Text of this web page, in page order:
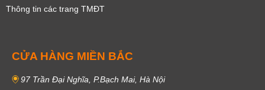
Thông tin các trang TMĐT
CỬA HÀNG MIỀN BẮC
97 Trần Đại Nghĩa, P.Bạch Mai, Hà Nội